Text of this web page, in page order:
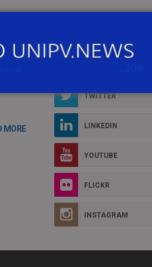
MORE
TWITTER
LINKEDIN
YOUTUBE
FLICKR
INSTAGRAM